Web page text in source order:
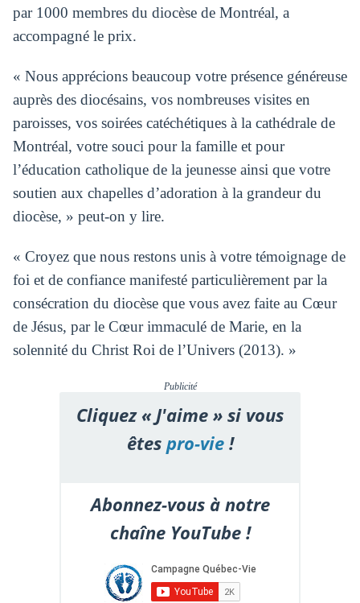
par 1000 membres du diocèse de Montréal, a
accompagné le prix.
« Nous apprécions beaucoup votre présence généreuse
auprès des diocésains, vos nombreuses visites en
paroisses, vos soirées catéchétiques à la cathédrale de
Montréal, votre souci pour la famille et pour
l’éducation catholique de la jeunesse ainsi que votre
soutien aux chapelles d’adoration à la grandeur du
diocèse, » peut-on y lire.
« Croyez que nous restons unis à votre témoignage de
foi et de confiance manifesté particulièrement par la
consécration du diocèse que vous avez faite au Cœur
de Jésus, par le Cœur immaculé de Marie, en la
solennité du Christ Roi de l’Univers (2013). »
Publicité
Cliquez « J'aime » si vous
êtespro-vie!
Abonnez-vous à notre
chaîne YouTube !